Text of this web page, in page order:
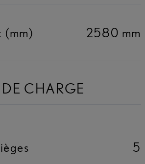
(mm) 2580 mm
CHARGE
5